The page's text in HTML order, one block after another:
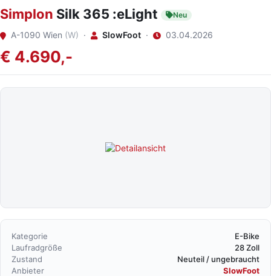
Simplon Silk 365 :eLight Neu
A-1090 Wien (W) · SlowFoot · 03.04.2026
€ 4.690,-
Kategorie
E-Bike
Laufradgröße
28 Zoll
Zustand
Neuteil / ungebraucht
Anbieter
SlowFoot